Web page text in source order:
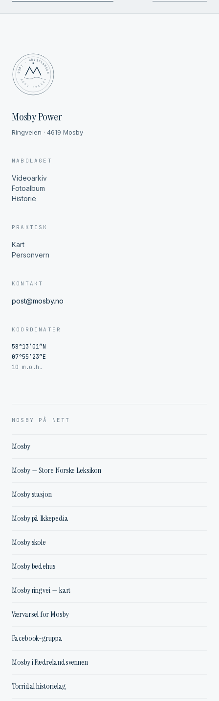
MOSBY · KRISTIANSAND
✦ ANNO MDCCCL ✦
Mosby Power
Ringveien · 4619 Mosby
NABOLAGET
Videoarkiv
Fotoalbum
Historie
PRAKTISK
Kart
Personvern
KONTAKT
post@mosby.no
KOORDINATER
58°13′01″N
07°55′23″E
10 m.o.h.
MOSBY PÅ NETT
Mosby
Mosby — Store Norske Leksikon
Mosby stasjon
Mosby på Ikkepedia
Mosby skole
Mosby bedehus
Mosby ringvei — kart
Værvarsel for Mosby
Facebook-gruppa
Mosby i Fædrelandsvennen
Torridal historielag